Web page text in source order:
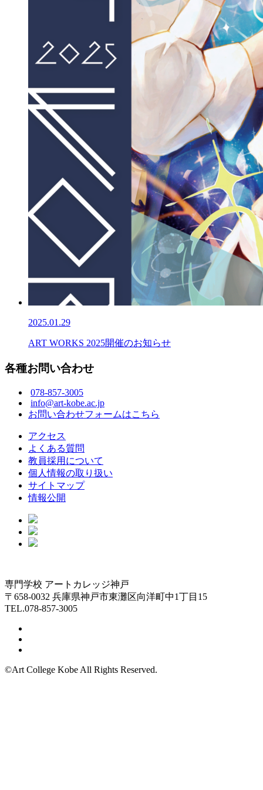
2025.01.29
ART WORKS 2025開催のお知らせ
各種お問い合わせ
078-857-3005
info@art-kobe.ac.jp
お問い合わせフォームはこちら
アクセス
よくある質問
教員採用について
個人情報の取り扱い
サイトマップ
情報公開
専門学校 アートカレッジ神戸
〒658-0032 兵庫県神戸市東灘区向洋町中1丁目15
TEL.078-857-3005
©Art College Kobe All Rights Reserved.